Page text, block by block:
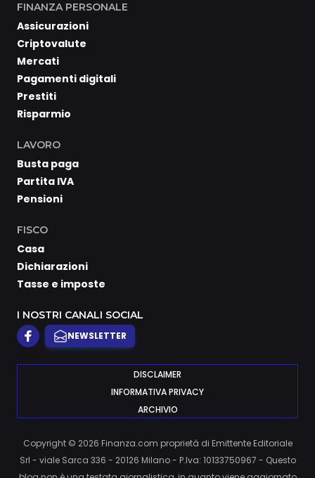
FINANZA PERSONALE
Assicurazioni
Criptovalute
Mercati
Pagamenti digitali
Prestiti
Risparmio
LAVORO
Busta paga
Partita IVA
Pensioni
FISCO
Casa
Dichiarazioni
Tasse e imposte
I NOSTRI CANALI SOCIAL
NEWSLETTER
DISCLAIMER
INFORMATIVA PRIVACY
ARCHIVIO
Copyright © 2026 Finanza.com proprietà di Emittente Editoriale
Srl - viale Sarca 336 - 20126 Milano - P.Iva: 10133750967 - Questo